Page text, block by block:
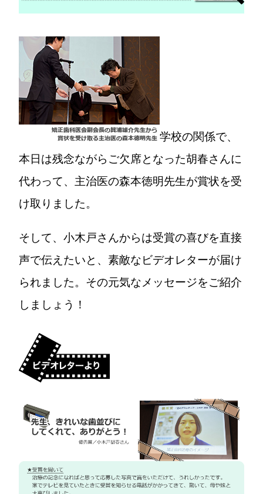
学校の関係で、
本日は残念ながらご欠席となった胡春さんに
代わって、主治医の森本徳明先生が賞状を受
け取りました。
そして、小木戸さんからは受賞の喜びを直接
声で伝えたいと、素敵なビデオレターが届け
られました。その元気なメッセージをご紹介
しましょう！